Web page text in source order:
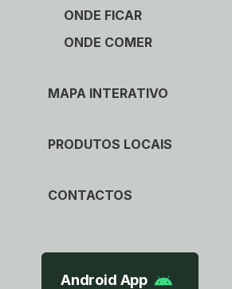
ONDE FICAR
ONDE COMER
MAPA INTERATIVO
PRODUTOS LOCAIS
CONTACTOS
Android App